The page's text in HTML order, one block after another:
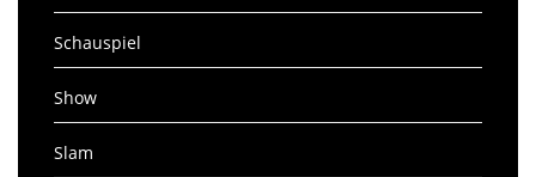
Schauspiel
Show
Slam